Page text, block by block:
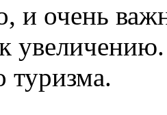
и очень
увеличению.
туризма.